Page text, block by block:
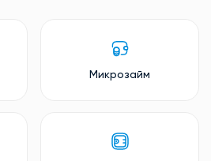
Микрозайм